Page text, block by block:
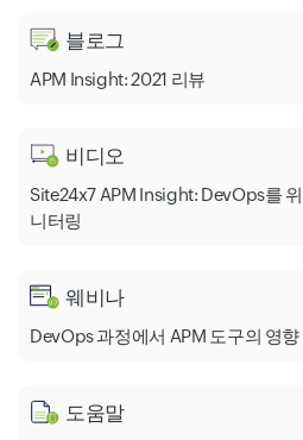
블로그
APM Insight: 2021 리뷰
비디오
Site24x7 APM Insight: DevOps를
니터링
웨비나
DevOps 과정에서 APM 도구의 영향
도움말